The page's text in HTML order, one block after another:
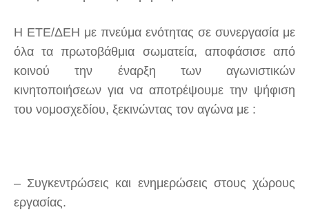
Η ΕΤΕ/ΔΕΗ με πνεύμα ενότητας σε συνεργασία με
όλα τα πρωτοβάθμια σωματεία, αποφάσισε από
κοινού την έναρξη των αγωνιστικών
κινητοποιήσεων για να αποτρέψουμε την ψήφιση
του νομοσχεδίου, ξεκινώντας τον αγώνα με :
– Συγκεντρώσεις και ενημερώσεις στους χώρους
εργασίας.